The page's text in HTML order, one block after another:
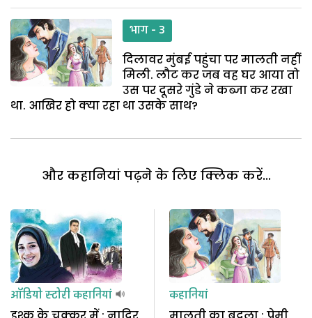
भाग - 3
दिलावर मुंबई पहुंचा पर मालती नहीं
मिली. लौट कर जब वह घर आया तो
उस पर दूसरे गुंडे ने कब्जा कर रखा
था. आखिर हो क्या रहा था उसके साथ?
और कहानियां पढ़ने के लिए क्लिक करें...
ऑडियो स्टोरीकहानियां कहानियां